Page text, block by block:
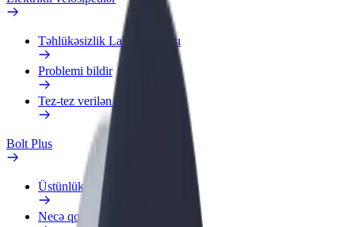
Təhlükəsizlik Laboratoriyası
Problemi bildir
Tez-tez verilən suallar
Bolt Plus
Üstünlüklər
Necə qoşulmalı?